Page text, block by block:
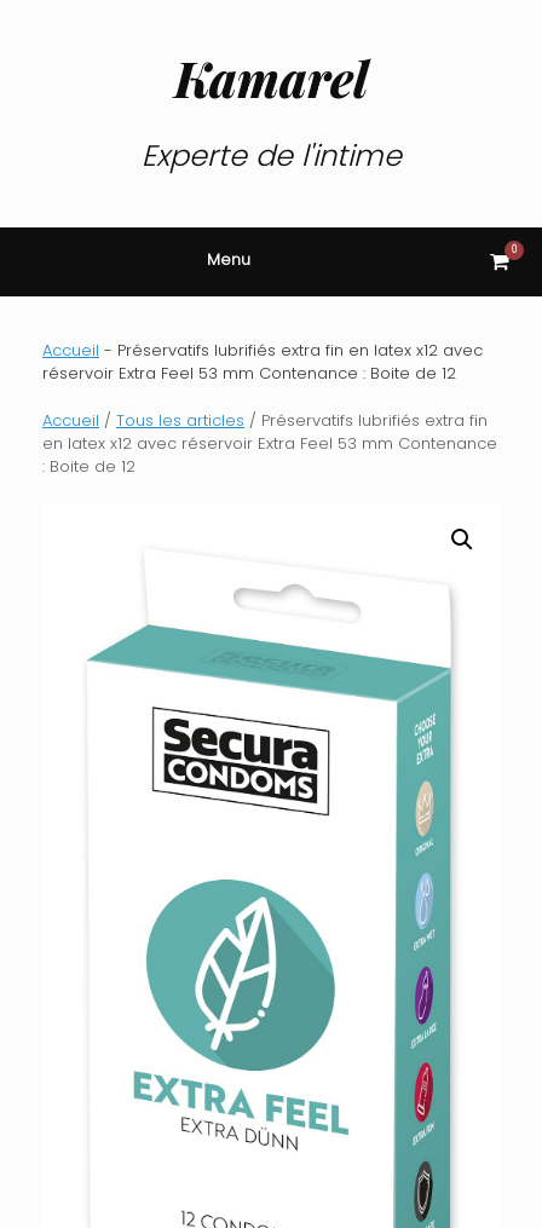
Kamarel
Experte de l'intime
Menu View
cart
0
Accueil - Préservatifs lubrifiés extra fin en latex x12 avec
réservoir Extra Feel 53 mm Contenance : Boite de 12
Accueil / Tous les articles / Préservatifs lubrifiés extra fin
en latex x12 avec réservoir Extra Feel 53 mm Contenance
: Boite de 12